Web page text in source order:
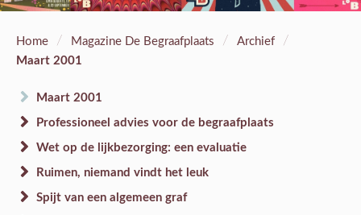
Home / Magazine De Begraafplaats / Archief /
Maart 2001
Maart 2001
Professioneel advies voor de begraafplaats
Wet op de lijkbezorging: een evaluatie
Ruimen, niemand vindt het leuk
Spijt van een algemeen graf